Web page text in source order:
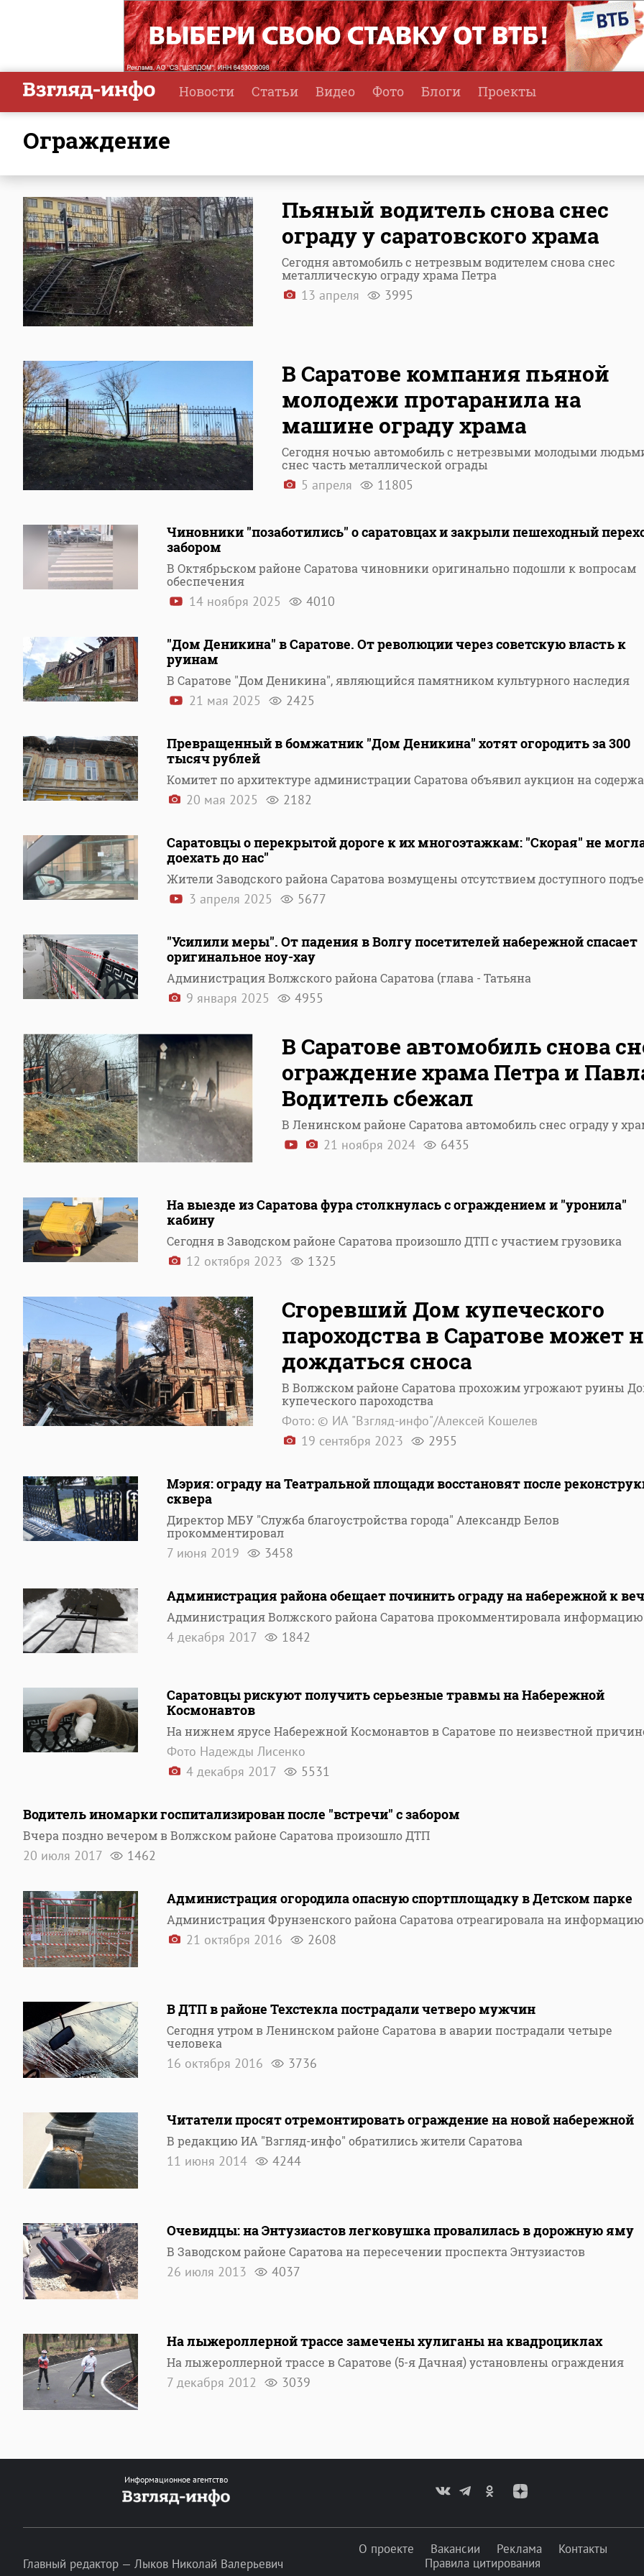
Новости Статьи Видео Фото Блоги Проекты
ограждение
Пьяный водитель снова снес
ограду у саратовского храма
Сегодня автомобиль с нетрезвым водителем снова снес
металлическую ограду храма Петра
13 апреля 3995
В Саратове компания пьяной
молодежи протаранила на
машине ограду храма
Сегодня ночью автомобиль с нетрезвыми молодыми
снес часть металлической ограды
5 апреля 11805
Чиновники "позаботились" о саратовцах и закрыли пешеходный
забором
В Октябрьском районе Саратова чиновники оригинально подошли к вопросам
обеспечения
14 ноября 2025 4010
"Дом Деникина" в Саратове. От революции через советскую власть к
руинам
В Саратове "Дом Деникина", являющийся памятником культурного наследия
21 мая 2025 2425
Превращенный в бомжатник "Дом Деникина" хотят огородить за 300
тысяч рублей
Комитет по архитектуре администрации Саратова объявил аукцион на
20 мая 2025 2182
Саратовцы о перекрытой дороге к их многоэтажкам: "Скорая" не
доехать до нас"
Жители Заводского района Саратова возмущены отсутствием доступного
3 апреля 2025 5677
"Усилили меры". От падения в Волгу посетителей набережной спасает
оригинальное ноу-хау
Администрация Волжского района Саратова (глава - Татьяна
9 января 2025 4955
В Саратове автомобиль снова
ограждение храма Петра и
Водитель сбежал
В Ленинском районе Саратова автомобиль снес ограду у
21 ноября 2024 6435
На выезде из Саратова фура столкнулась с ограждением и "уронила"
кабину
Сегодня в Заводском районе Саратова произошло ДТП с участием грузовика
12 октября 2023 1325
Сгоревший Дом купеческого
пароходства в Саратове может
дождаться сноса
В Волжском районе Саратова прохожим угрожают руины
купеческого пароходства
Фото: © ИА "Взгляд-инфо"/Алексей Кошелев
19 сентября 2023
2955
Мэрия: ограду на Театральной площади восстановят после
сквера
Директор МБУ "Служба благоустройства города" Александр Белов
прокомментировал
7 июня 2019 3458
Администрация района обещает починить ограду на набережной к
Администрация Волжского района Саратова прокомментировала информацию
4 декабря 2017 1842
Саратовцы рискуют получить серьезные травмы на Набережной
Космонавтов
На нижнем ярусе Набережной Космонавтов в Саратове по неизвестной
Фото Надежды Лисенко
4 декабря 2017
5531
Водитель иномарки госпитализирован после "встречи" с забором
Вчера поздно вечером в Волжском районе Саратова произошло ДТП
20 июля 2017 1462
Администрация огородила опасную спортплощадку в Детском парке
Администрация Фрунзенского района Саратова отреагировала на информацию
21 октября 2016 2608
В ДТП в районе Техстекла пострадали четверо мужчин
Сегодня утром в Ленинском районе Саратова в аварии пострадали четыре
человека
16 октября 2016 3736
Читатели просят отремонтировать ограждение на новой набережной
В редакцию ИА "Взгляд-инфо" обратились жители Саратова
11 июня 2014 4244
Очевидцы: на Энтузиастов легковушка провалилась в дорожную яму
В Заводском районе Саратова на пересечении проспекта Энтузиастов
26 июля 2013 4037
На лыжероллерной трассе замечены хулиганы на квадроциклах
На лыжероллерной трассе в Саратове (5-я Дачная) установлены ограждения
7 декабря 2012 3039
Информационное агентство
Главный редактор — Лыков Николай Валерьевич
О проекте Вакансии Реклама
Контакты
Правила цитирования